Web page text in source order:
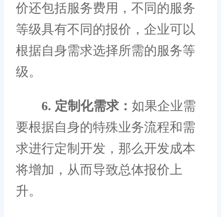
价还包括服务费用，不同的服务
等级具有不同的报价，企业可以
根据自身需求选择所需的服务等
级。
6. 定制化需求： 如果企业需
要根据自身的特殊业务流程和需
求进行定制开发，那么开发成本
将增加，从而导致总体报价上
升。